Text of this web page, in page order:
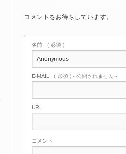
コメントをお待ちしています。
名前 ( 必須 )
E-MAIL ( 必須 ) - 公開されません -
URL
コメント